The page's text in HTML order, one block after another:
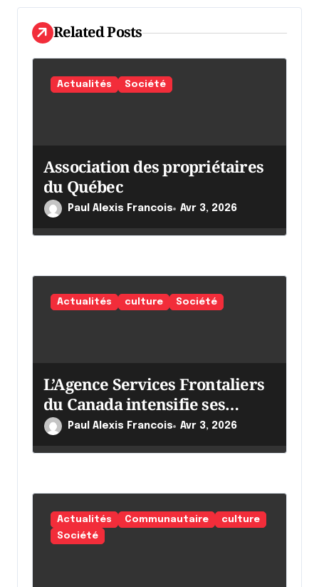
d
e
l
t
i
c
l
Related Posts
Actualités Société
Association des propriétaires
du Québec
Paul Alexis Francois Avr 3, 2026
Actualités culture Société
L’Agence Services Frontaliers
du Canada intensifie ses
effortsPaul Alexis Francois Avr 3, 2026
Actualités Communautaire
culture
Société